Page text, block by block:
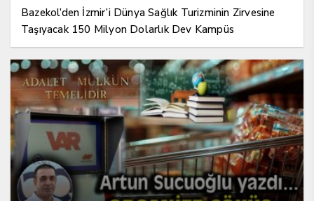
Bazekol’den İzmir’i Dünya Sağlık Turizminin Zirvesine
Taşıyacak 150 Milyon Dolarlık Dev Kampüs